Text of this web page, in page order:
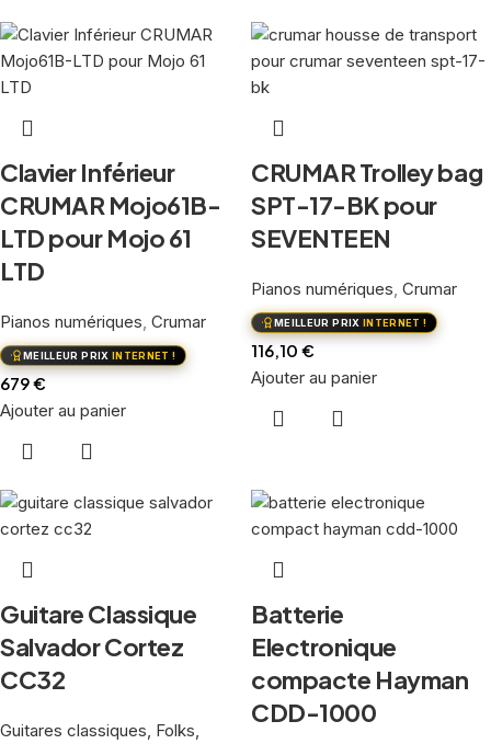
Clavier Inférieur
CRUMAR Mojo61B-
LTD pour Mojo 61
LTD
Pianos numériques Crumar
MEILLEUR PRIX INTERNET !
679€
Ajouter au panier
CRUMAR Trolley bag
SPT-17-BK pour
SEVENTEEN
Pianos numériques Crumar
MEILLEUR PRIX INTERNET !
116,10 €
Ajouter au panier
Guitare Classique
Salvador Cortez
CC32
Guitares classiques, Folks,
Batterie
Electronique
compacte Hayman
CDD-1000